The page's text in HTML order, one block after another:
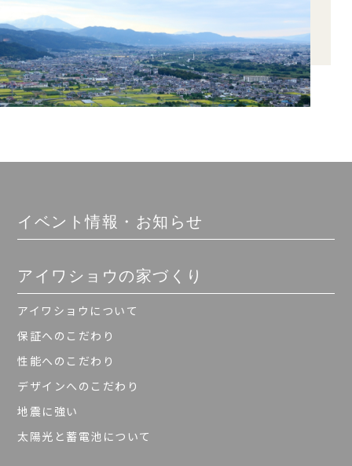
イベント情報・お知らせ
アイワショウの家づくり
アイワショウについて
保証へのこだわり
性能へのこだわり
デザインへのこだわり
地震に強い
太陽光と蓄電池について